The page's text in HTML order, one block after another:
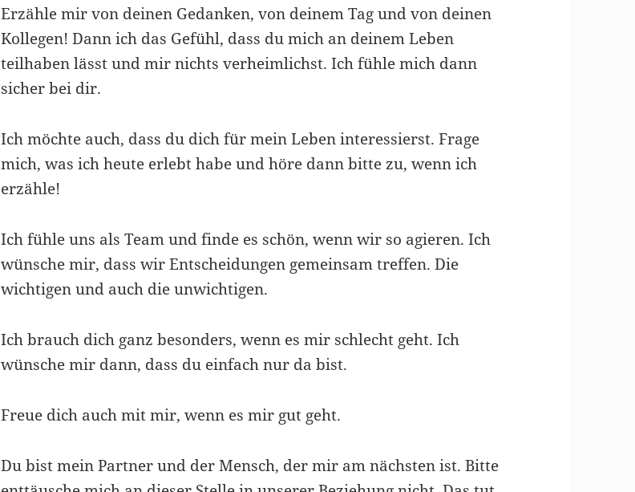
Erzähle mir von deinen Gedanken, von deinem Tag und von deinen
Kollegen! Dann ich das Gefühl, dass du mich an deinem Leben
teilhaben lässt und mir nichts verheimlichst. Ich fühle mich dann
sicher bei dir.
Ich möchte auch, dass du dich für mein Leben interessierst. Frage
mich, was ich heute erlebt habe und höre dann bitte zu, wenn ich
erzähle!
Ich fühle uns als Team und finde es schön, wenn wir so agieren. Ich
wünsche mir, dass wir Entscheidungen gemeinsam treffen. Die
wichtigen und auch die unwichtigen.
Ich brauch dich ganz besonders, wenn es mir schlecht geht. Ich
wünsche mir dann, dass du einfach nur da bist.
Freue dich auch mit mir, wenn es mir gut geht.
Du bist mein Partner und der Mensch, der mir am nächsten ist. Bitte